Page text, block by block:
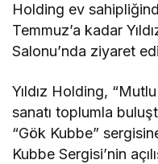
Holding ev
Temmuz’a kadar
Salonu’nda ziyaret
Yıldız Holding,
sanatı toplumla
“Gök Kubbe”
Kubbe Sergisi’nin